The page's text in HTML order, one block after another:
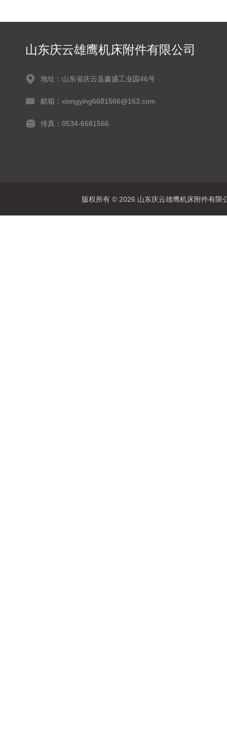
山东庆云雄鹰机床附件有限公司
地址：山东省庆云县鑫盛工业园46号
邮箱：xiongying6681566@163.com
传真：0534-6681566
版权所有 © 2026 山东庆云雄鹰机床附件有